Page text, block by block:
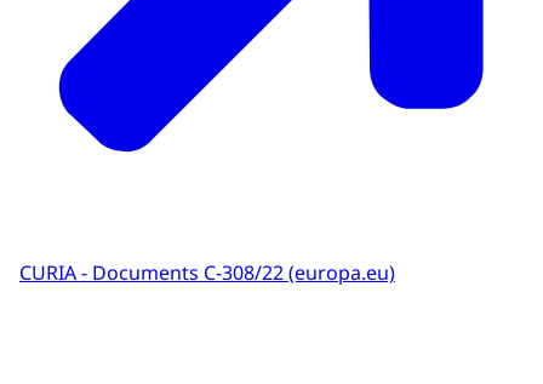
CURIA - Documents C‑308/22 (europa.eu)